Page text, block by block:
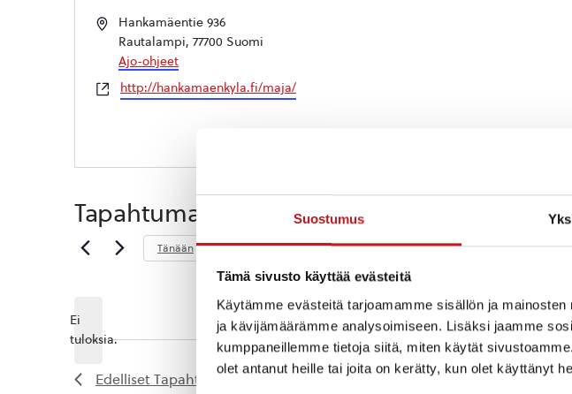
Suostumus
Tämä sivusto käyttää evästeitä
Käytämme evästeitä tarjoamamme sisällön ja
ja kävijämäärämme analysoimiseen. Lisäksi jaamme
kumppaneillemme tietoja siitä, miten käytät
olet antanut heille tai joita on kerätty, kun olet käyttänyt
OsoiteHankamäentie 936
Rautalampi, 77700 Suomi
Ajo-ohjeet
WWW-http://hankamaenkyla.fi/maja/
Tapahtumat tässä tapahtumapaikka
Notice
Ei
tuloksia.
Tänään Tuleva
Valitse
Edelliset Tapahtumat